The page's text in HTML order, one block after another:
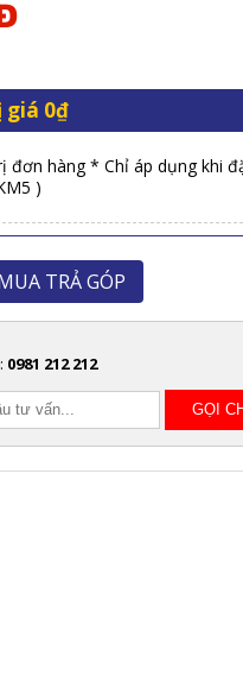
giá 0₫
đơn hàng * Chỉ áp dụng khi
)
TRẢ GÓP
0981 212 212